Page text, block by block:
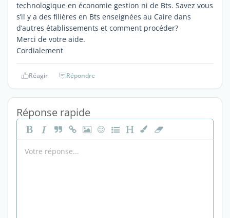
technologique en économie gestion ni de Bts. Savez vous
s’il y a des filières en Bts enseignées au Caire dans
d’autres établissements et comment procéder?
Merci de votre aide.
Cordialement
Réagir Répondre
Réponse rapide